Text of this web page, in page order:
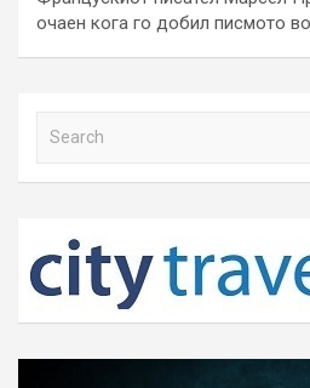
очаен кога го добил писмото
h